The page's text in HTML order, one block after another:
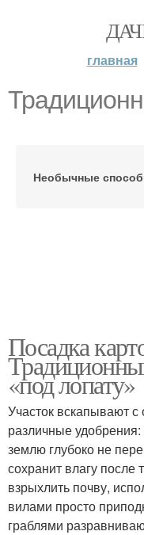
главная
Необычные
Посадка
«под лопату»
Участок вскапывают
различные
землю глубоко не
сохранит влагу после
взрыхлить почву,
вилами просто
граблями